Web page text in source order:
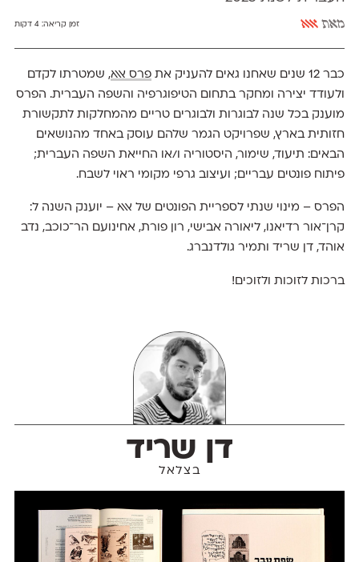
מאת אאא זמן קריאה:4 דקות
כבר 12 שנים שאחנו גאים להעניק את פרס אאא, שמטרתו לקדם
ולעודד יצירה ומחקר בתחום הטיפוגרפיה והשפה העברית. הפרס
מוענק בכל שנה לבוגרות ולבוגרים טריים מהמחלקות לתקשורת
חזותית בארץ, שפרויקט הגמר שלהם עוסק באחד מהנושאים
הבאים: תיעוד, שימור, היסטוריה ו/או החייאת השפה העברית;
פיתוח פונטים עבריים; ועיצוב גרפי מקומי ראוי לשבח.
הפרס – מינוי שנתי לספריית הפונטים של אאא – יוענק השנה ל:
קרן־אור רדיאנו, ליאורה אבישי, רון פורת, אחינועם הר־כוכב, נדב
אוהד, דן שריד ותמיר גולדנברג.
ברכות לזוכות ולזוכים!
דן שריד
בצלאל